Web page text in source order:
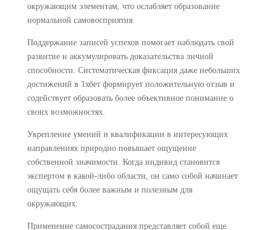
окружающим элементам, что ослабляет образование
нормальной самовосприятия.
Поддержание записей успехов помогает наблюдать свой
развитие и аккумулировать доказательства личной
способности. Систематическая фиксация даже небольших
достижений в 1хбет формирует положительную отзыв и
содействует образовать более объективное понимание о
своих возможностях.
Укрепление умений и квалификации в интересующих
направлениях природно повышает ощущение
собственной значимости. Когда индивид становится
экспертом в какой-либо области, он само собой начинает
ощущать себя более важным и полезным для
окружающих.
Применение самосострадания представляет собой еще